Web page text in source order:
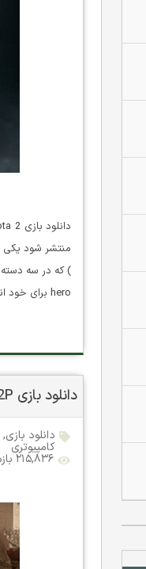
hero برای خود انتخاب کند که در مجموع 10 قهرمان درون این map برای مبارزه آماده میشوند. 2 تیم…
دانلود بازی Total War ROME II Emperor Edition v20230622 – P2P برای کامپیوتر
دانلود بازی,
کامپیوتری
۲۱۵,۸۳۶ بازدید